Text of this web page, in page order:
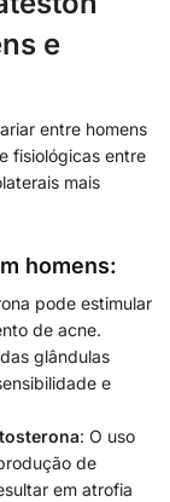
e
entre homens
fisiológicas entre
mais
homens:
pode estimular
de acne.
glândulas
e
: O uso
de
em atrofia